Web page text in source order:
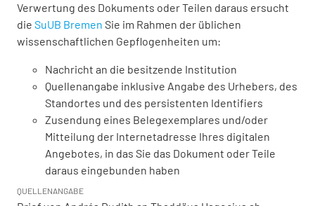
Verwertung des Dokuments oder Teilen daraus ersucht
die SuUB Bremen Sie im Rahmen der üblichen
wissenschaftlichen Gepflogenheiten um:
Nachricht an die besitzende Institution
Quellenangabe inklusive Angabe des Urhebers, des
Standortes und des persistenten Identifiers
Zusendung eines Belegexemplares und/oder
Mitteilung der Internetadresse Ihres digitalen
Angebotes, in das Sie das Dokument oder Teile
daraus eingebunden haben
QUELLENANGABE